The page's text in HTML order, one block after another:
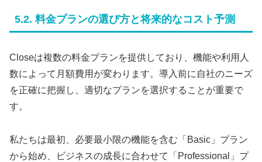
5.2. 料金プランの選び方と将来的なコスト予測
Closeは複数の料金プランを提供しており、機能や利用人
数によって月額費用が変わります。導入前に自社のニーズ
を正確に把握し、適切なプランを選択することが重要で
す。
私たちは最初、必要最小限の機能を含む「Basic」プラン
から始め、ビジネスの成長に合わせて「Professional」プ